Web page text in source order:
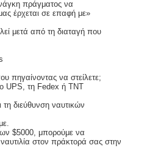
πράγματος να
έρχεται σε επαφή με»
μετά από τη διαταγή που
πηγαίνοντας να στείλετε;
UPS, τη Fedex ή TNT
τη διεύθυνση ναυτικών
$5000, μπορούμε να
στον πράκτορά σας στην